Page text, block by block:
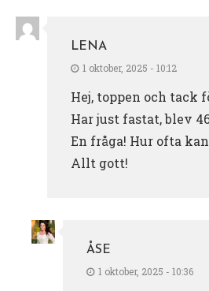
LENA
1 oktober, 2025 - 10:12
Hej, toppen och tack
Har just fastat, blev
En fråga! Hur ofta
Allt gott!
ÅSE
1 oktober, 2025 - 10:36